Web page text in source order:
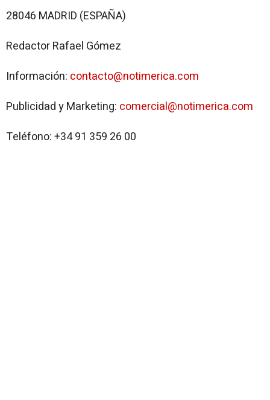
28046 MADRID (ESPAÑA)
Redactor Rafael Gómez
Información: contacto@notimerica.com
Publicidad y Marketing: comercial@notimerica.com
Teléfono:+34 91 359 26 00